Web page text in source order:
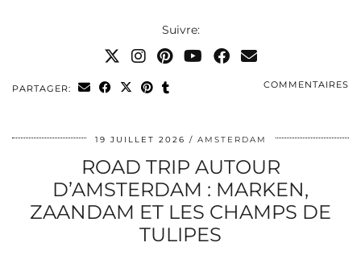
Suivre:
PARTAGER: COMMENTAIRES
19 JUILLET 2026 AMSTERDAM
ROAD TRIP AUTOUR
D’AMSTERDAM : MARKEN,
ZAANDAM ET LES CHAMPS DE
TULIPES